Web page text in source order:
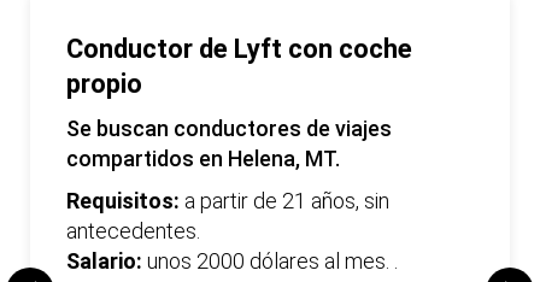
Conductor de Lyft con coche
propio
Se buscan conductores de viajes
compartidos en Helena, MT.
Requisitos: a partir de 21 años, sin
antecedentes.
Salario: unos 2000 dólares al mes. .